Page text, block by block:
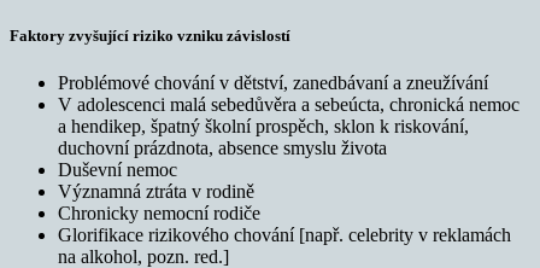
Faktory zvyšující riziko vzniku závislostí
Problémové chování v dětství, zanedbávaní a zneužívání
V adolescenci malá sebedůvěra a sebeúcta, chronická nemoc
a hendikep, špatný školní prospěch, sklon k riskování,
duchovní prázdnota, absence smyslu života
Duševní nemoc
Významná ztráta v rodině
Chronicky nemocní rodiče
Glorifikace rizikového chování [např. celebrity v reklamách
na alkohol, pozn. red.]